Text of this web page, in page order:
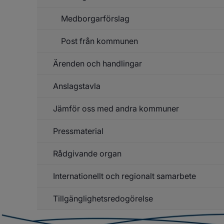
Medborgarförslag
Post från kommunen
Ärenden och handlingar
Anslagstavla
Jämför oss med andra kommuner
Pressmaterial
Rådgivande organ
Internationellt och regionalt samarbete
Tillgänglighetsredogörelse